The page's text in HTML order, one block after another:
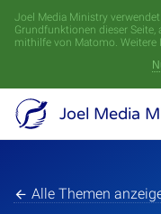
Joel Media Ministry
Grundfunktionen dieser Seite,
mithilfe von Matomo. Weitere
Joel Media
Alle Themen